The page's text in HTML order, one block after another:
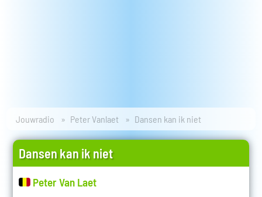
Jouwradio Peter Vanlaet Dansen kan ik niet
Dansen kan ik niet
Peter Van Laet